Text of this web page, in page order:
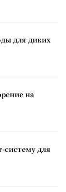
для диких
на
систему для